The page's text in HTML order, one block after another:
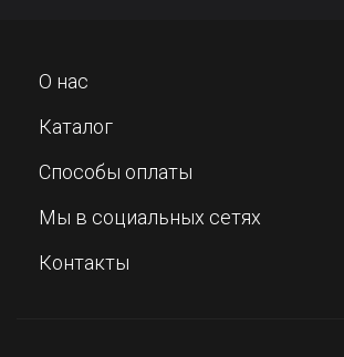
О нас
Каталог
Способы оплаты
Мы в социальных сетях
Контакты